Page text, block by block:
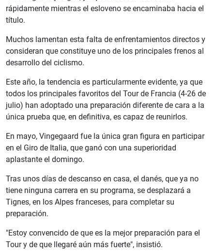
rápidamente mientras el esloveno se encaminaba hacia el
título.
Muchos lamentan esta falta de enfrentamientos directos y
consideran que constituye uno de los principales frenos al
desarrollo del ciclismo.
Este año, la tendencia es particularmente evidente, ya que
todos los principales favoritos del Tour de Francia (4-26 de
julio) han adoptado una preparación diferente de cara a la
única prueba que, en definitiva, es capaz de reunirlos.
En mayo, Vingegaard fue la única gran figura en participar
en el Giro de Italia, que ganó con una superioridad
aplastante el domingo.
Tras unos días de descanso en casa, el danés, que ya no
tiene ninguna carrera en su programa, se desplazará a
Tignes, en los Alpes franceses, para completar su
preparación.
"Estoy convencido de que es la mejor preparación para el
Tour y de que llegaré aún más fuerte", insistió.